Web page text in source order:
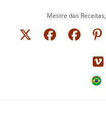
Mestre das